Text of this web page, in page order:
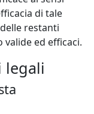
di tale
restanti
ed efficaci.
legali